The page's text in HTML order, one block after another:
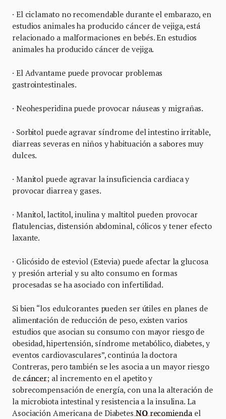
· El ciclamato no recomendable durante el embarazo, en
estudios animales ha producido cáncer de vejiga, está
relacionado a malformaciones en bebés. En estudios
animales ha producido cáncer de vejiga.
· El Advantame puede provocar problemas
gastrointestinales.
· Neohesperidina puede provocar náuseas y migrañas.
· Sorbitol puede agravar síndrome del intestino irritable,
diarreas severas en niños y habituación a sabores muy
dulces.
· Manitol puede agravar la insuficiencia cardiaca y
provocar diarrea y gases.
· Manitol, lactitol, inulina y maltitol pueden provocar
flatulencias, distensión abdominal, cólicos y tener efecto
laxante.
· Glicósido de esteviol (Estevia) puede afectar la glucosa
y presión arterial y su alto consumo en formas
procesadas se ha asociado con infertilidad.
Si bien “los edulcorantes pueden ser útiles en planes de
alimentación de reducción de peso, existen varios
estudios que asocian su consumo con mayor riesgo de
obesidad, hipertensión, síndrome metabólico, diabetes, y
eventos cardiovasculares”, continúa la doctora
Contreras, pero también se les asocia a un mayor riesgo
decáncer; al incremento en el apetito y
sobrecompensación de energía, con una la alteración de
la microbiota intestinal y resistencia a la insulina. La
Asociación Americana de DiabetesNOrecomiendael